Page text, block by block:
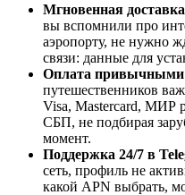
Мгновенная
вы вспомнили про
аэропорту, не нужно
связи: данные для
Оплата привычными
путешественников
Visa, Mastercard, МИР
СБП, не подбирая
момент.
Поддержка 24/7 в
сеть, профиль не
какой APN выбрать,